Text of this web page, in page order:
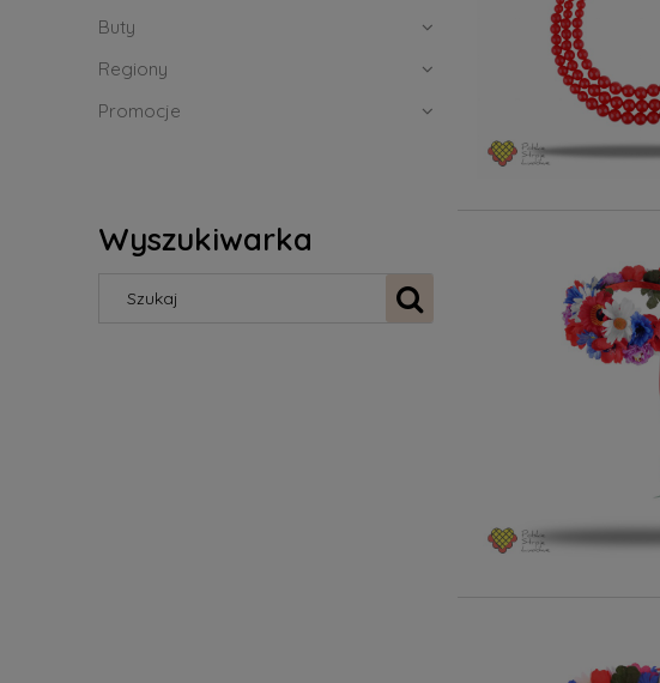
Buty
Regiony
Promocje
Wyszukiwarka